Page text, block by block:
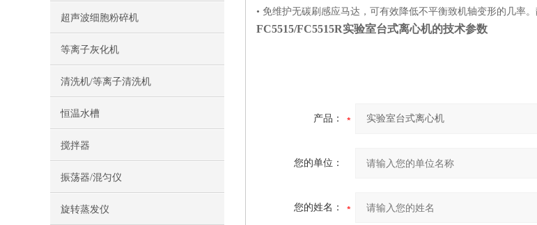
超声波细胞粉碎机
等离子灰化机
清洗机/等离子清洗机
恒温水槽
搅拌器
振荡器/混匀仪
旋转蒸发仪
• 免维护无碳刷感应马达，可有效降低不平衡致机轴变形的几率
FC5515/FC5515R实验室台式离心机的技术参数
产品：
您的单位：
您的姓名：